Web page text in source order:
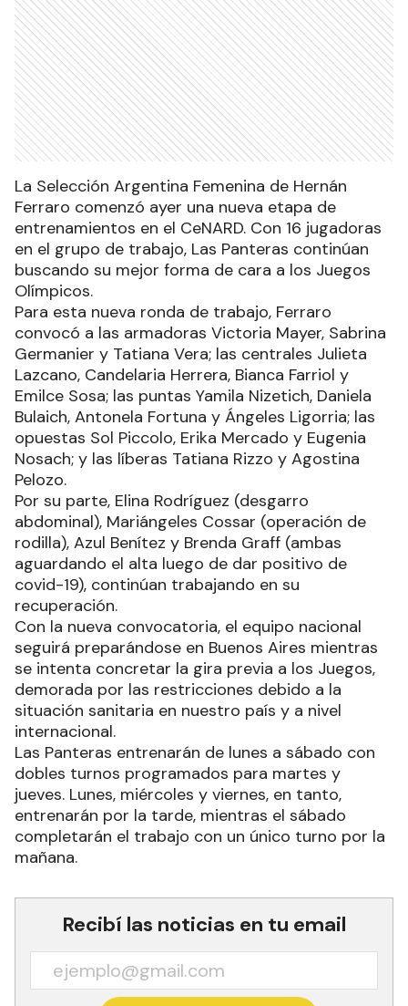
La Selección Argentina Femenina de Hernán
Ferraro comenzó ayer una nueva etapa de
entrenamientos en el CeNARD. Con 16 jugadoras
en el grupo de trabajo, Las Panteras continúan
buscando su mejor forma de cara a los Juegos
Olímpicos.
Para esta nueva ronda de trabajo, Ferraro
convocó a las armadoras Victoria Mayer, Sabrina
Germanier y Tatiana Vera; las centrales Julieta
Lazcano, Candelaria Herrera, Bianca Farriol y
Emilce Sosa; las puntas Yamila Nizetich, Daniela
Bulaich, Antonela Fortuna y Ángeles Ligorria; las
opuestas Sol Piccolo, Erika Mercado y Eugenia
Nosach; y las líberas Tatiana Rizzo y Agostina
Pelozo.
Por su parte, Elina Rodríguez (desgarro
abdominal), Mariángeles Cossar (operación de
rodilla), Azul Benítez y Brenda Graff (ambas
aguardando el alta luego de dar positivo de
covid-19), continúan trabajando en su
recuperación.
Con la nueva convocatoria, el equipo nacional
seguirá preparándose en Buenos Aires mientras
se intenta concretar la gira previa a los Juegos,
demorada por las restricciones debido a la
situación sanitaria en nuestro país y a nivel
internacional.
Las Panteras entrenarán de lunes a sábado con
dobles turnos programados para martes y
jueves. Lunes, miércoles y viernes, en tanto,
entrenarán por la tarde, mientras el sábado
completarán el trabajo con un único turno por la
mañana.
Recibí las noticias en tu email